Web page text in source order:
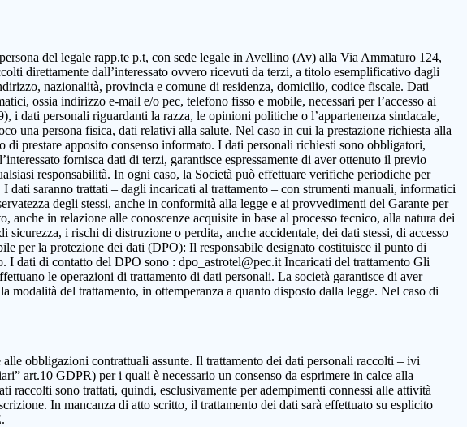
del legale rapp.te p.t, con sede legale in Avellino (Av) alla Via Ammaturo 124,
direttamente dall’interessato ovvero ricevuti da terzi, a titolo esemplificativo dagli
nazionalità, provincia e comune di residenza, domicilio, codice fiscale. Dati
ossia indirizzo e-mail e/o pec, telefono fisso e mobile, necessari per l’accesso ai
dati personali riguardanti la razza, le opinioni politiche o l’appartenenza sindacale,
una persona fisica, dati relativi alla salute. Nel caso in cui la prestazione richiesta alla
prestare apposito consenso informato. I dati personali richiesti sono obbligatori,
fornisca dati di terzi, garantisce espressamente di aver ottenuto il previo
responsabilità. In ogni caso, la Società può effettuare verifiche periodiche per
saranno trattati – dagli incaricati al trattamento – con strumenti manuali, informatici
degli stessi, anche in conformità alla legge e ai provvedimenti del Garante per
in relazione alle conoscenze acquisite in base al processo tecnico, alla natura dei
i rischi di distruzione o perdita, anche accidentale, dei dati stessi, di accesso
per la protezione dei dati (DPO): Il responsabile designato costituisce il punto di
dati di contatto del DPO sono : dpo_astrotel@pec.it Incaricati del trattamento Gli
le operazioni di trattamento di dati personali. La società garantisce di aver
del trattamento, in ottemperanza a quanto disposto dalla legge. Nel caso di
obbligazioni contrattuali assunte. Il trattamento dei dati personali raccolti – ivi
art.10 GDPR) per i quali è necessario un consenso da esprimere in calce alla
sono trattati, quindi, esclusivamente per adempimenti connessi alle attività
In mancanza di atto scritto, il trattamento dei dati sarà effettuato su esplicito